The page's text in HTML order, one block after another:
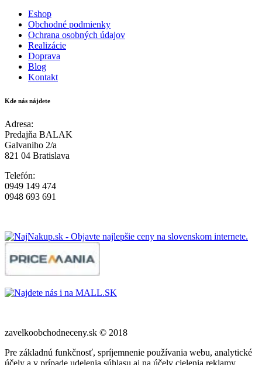
Eshop
Obchodné podmienky
Ochrana osobných údajov
Realizácie
Doprava
Blog
Kontakt
Kde nás nájdete
Adresa:
Predajňa BALAK
Galvaniho 2/a
821 04 Bratislava
Telefón:
0949 149 474
0948 693 691
zavelkoobchodneceny.sk © 2018
Pre základnú funkčnosť, spríjemnenie používania webu, analytické
účely a v prípade udelenia súhlasu aj na účely cielenia reklamy